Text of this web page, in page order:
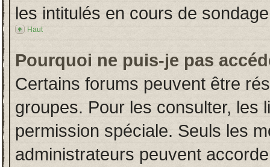
les intitulés en cours de
Haut
Pourquoi ne puis-je pas
Certains forums peuvent être
groupes. Pour les consulter, les
permission spéciale. Seuls les
administrateurs peuvent